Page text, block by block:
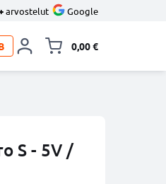
arvostelut Google
0,00 €
S - 5V /